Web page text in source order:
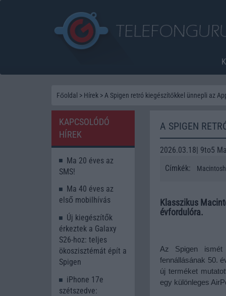
Főoldal > Hírek > A Spigen retró kiegészítőkkel ünnepli az
A SPIGEN
2026.03.18| 9to5
Címkék:
Macintosh
Klasszikus
évfordulóra.
Az Spigen ismét
fennállásának 50.
új terméket
egy különleges
KAPCSOLÓDÓ
HÍREK
Ma 20 éves az
SMS!
Ma 40 éves az
első mobilhívás
Új kiegészítők
érkeztek a Galaxy
S26-hoz: teljes
ökoszisztémát épít a
Spigen
iPhone 17e
szétszedve: